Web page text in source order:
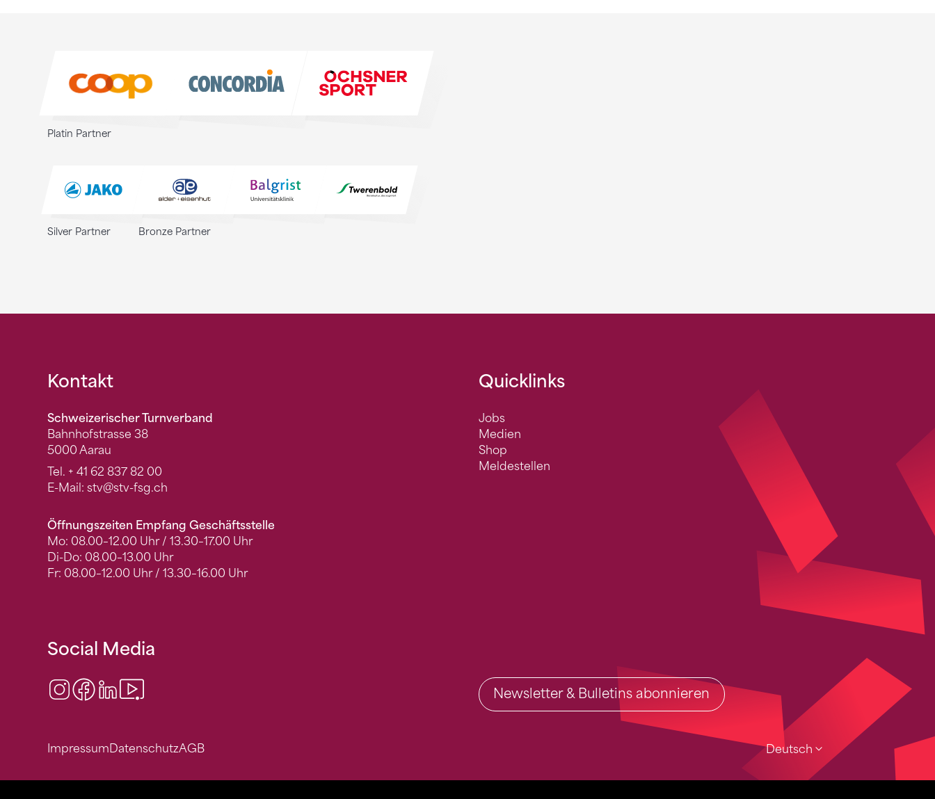
Platin Partner
Silver Partner Bronze Partner
Fusszeile
Kontakt
Schweizerischer Turnverband
Bahnhofstrasse 38
5000 Aarau
Tel. + 41 62 837 82 00
E-Mail: stv@stv-fsg.ch
Öffnungszeiten Empfang Geschäftsstelle
Mo: 08.00–12.00 Uhr / 13.30–17.00 Uhr
Di-Do: 08.00–13.00 Uhr
Fr: 08.00–12.00 Uhr / 13.30–16.00 Uhr
Quicklinks
Jobs
Medien
Shop
Meldestellen
Deutsch
Social Media
Instagram
Facebook
LinkedIn Newsletter & Bulletins abonnieren
ImpressumDatenschutzAGB